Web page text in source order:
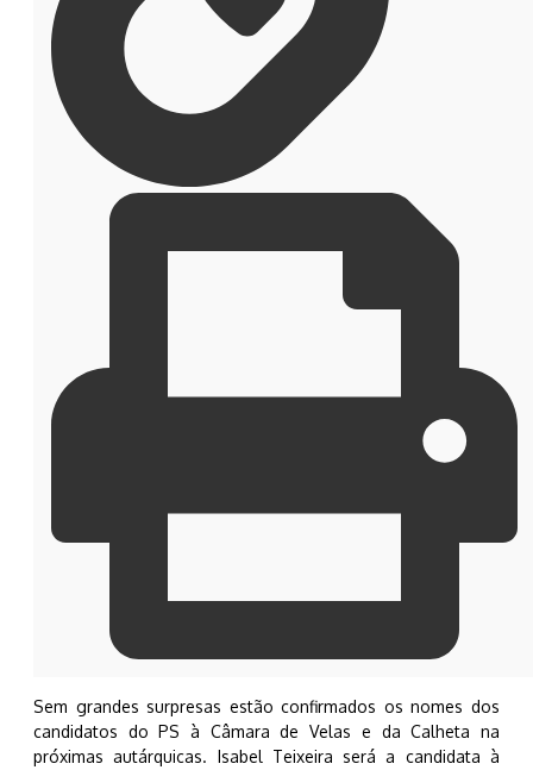
Sem grandes surpresas estão confirmados os nomes dos
candidatos do PS à Câmara de Velas e da Calheta na
próximas autárquicas. Isabel Teixeira será a candidata à